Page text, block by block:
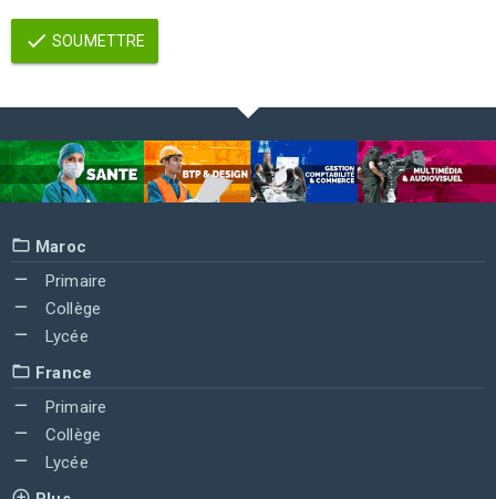
SOUMETTRE
Maroc
Primaire
Collège
Lycée
France
Primaire
Collège
Lycée